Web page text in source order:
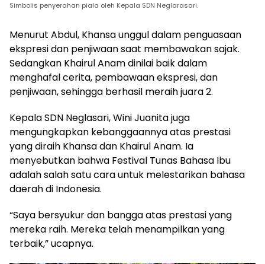
Simbolis penyerahan piala oleh Kepala SDN Neglarasari.
Menurut Abdul, Khansa unggul dalam penguasaan
ekspresi dan penjiwaan saat membawakan sajak.
Sedangkan Khairul Anam dinilai baik dalam
menghafal cerita, pembawaan ekspresi, dan
penjiwaan, sehingga berhasil meraih juara 2.
Kepala SDN Neglasari, Wini Juanita juga
mengungkapkan kebanggaannya atas prestasi
yang diraih Khansa dan Khairul Anam. Ia
menyebutkan bahwa Festival Tunas Bahasa Ibu
adalah salah satu cara untuk melestarikan bahasa
daerah di Indonesia.
“Saya bersyukur dan bangga atas prestasi yang
mereka raih. Mereka telah menampilkan yang
terbaik,” ucapnya.